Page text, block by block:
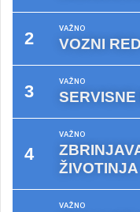
VAŽNO
VOZNI
VAŽNO
VAŽNO
ŽIVOTINJA
VAŽNO